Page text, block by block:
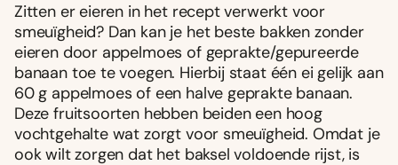
Zitten er eieren in het recept verwerkt voor
smeuïgheid? Dan kan je het beste bakken zonder
eieren door appelmoes of geprakte/gepureerde
banaan toe te voegen. Hierbij staat één ei gelijk aan
60 g appelmoes of een halve geprakte banaan.
Deze fruitsoorten hebben beiden een hoog
vochtgehalte wat zorgt voor smeuïgheid. Omdat je
ook wilt zorgen dat het baksel voldoende rijst, is